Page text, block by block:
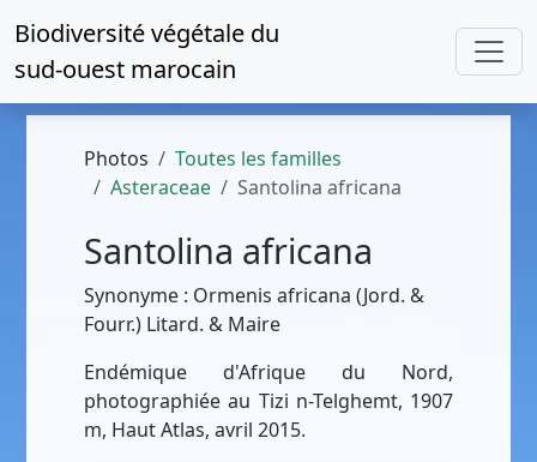
Biodiversité végétale du
sud-ouest marocain
Photos
Toutes les familles
Asteraceae
Santolina africana
Santolina africana
Synonyme : Ormenis africana (Jord. &
Fourr.) Litard. & Maire
Endémique d'Afrique du Nord,
photographiée au Tizi n-Telghemt, 1907
m, Haut Atlas, avril 2015.